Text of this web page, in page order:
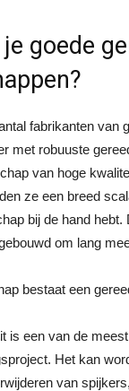
goede
fabrikanten van
met robuuste
van hoge
ze een breed
bij de hand
om lang
bestaat een
is een van de
Het kan
van